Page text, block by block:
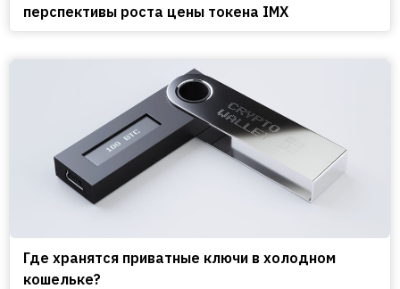
перспективы роста цены токена IMX
Где хранятся приватные ключи в холодном
кошельке?